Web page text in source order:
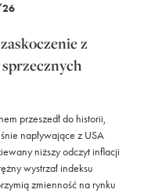
z
przeszedł do historii,
napływające z USA
niższy odczyt inflacji
wystrzał indeksu
zmienność na rynku